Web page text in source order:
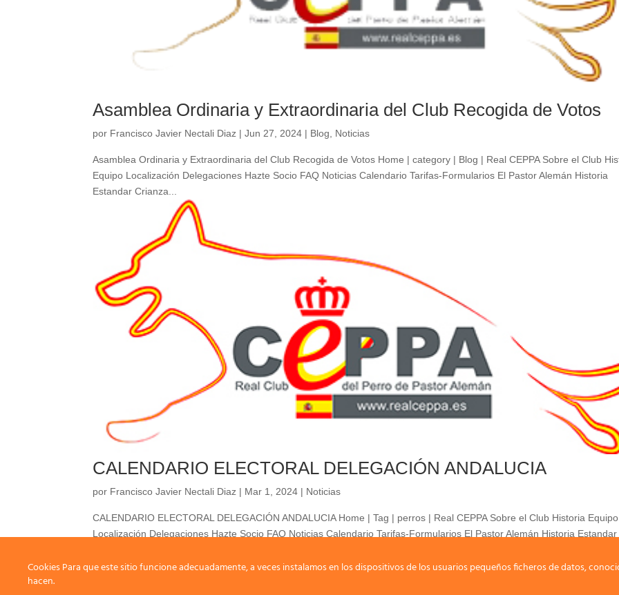
Asamblea Ordinaria y Extraordinaria del Club Recogida de Votos
por Francisco Javier Nectali Diaz |Jun 27, 2024 | Blog, Noticias
Asamblea Ordinaria y Extraordinaria del Club Recogida de Votos Home | category | Blog | Real CEPPA Sobre el Club
Equipo Localización Delegaciones Hazte Socio FAQ Noticias Calendario Tarifas-Formularios El Pastor Alemán Historia
Estandar Crianza...
CALENDARIO ELECTORAL DELEGACIÓN ANDALUCIA
por Francisco Javier Nectali Diaz | Mar 1, 2024 | Noticias
CALENDARIO ELECTORAL DELEGACIÓN ANDALUCIA Home | Tag | perros | Real CEPPA Sobre el Club Historia Equipo
Localización Delegaciones Hazte Socio FAQ Noticias Calendario Tarifas-Formularios El Pastor Alemán Historia Estandar
45º Siegerschau Real CEPPA 2024
Cookies Para que este sitio funcione adecuadamente, a veces instalamos en los dispositivos de los usuarios pequeños ficheros de datos,
hacen.